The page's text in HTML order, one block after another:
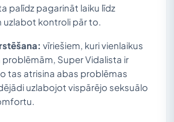
palīdz pagarināt laiku līdz
uzlabot kontroli pār to.
vīriešiem, kuri vienlaikus
Super Vidalista ir
tas atrisina abas problēmas
uzlabojot vispārējo seksuālo